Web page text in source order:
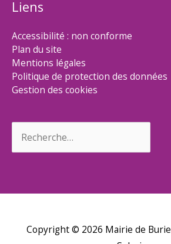
Liens
Accessibilité : non conforme
Plan du site
Mentions légales
Politique de protection des données
Gestion des cookies
Copyright © 2026 Mairie de Burie